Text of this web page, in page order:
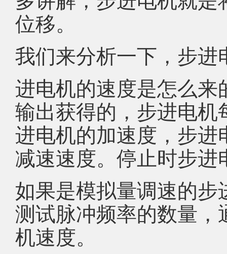
位移。
我们来分析一下，步
进电机的速度是怎么
输出获得的，步进电
进电机的加速度，步
减速速度。停止时步
如果是模拟量调速的
测试脉冲频率的数量
机速度。